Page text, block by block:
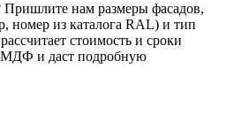
Пришлите нам размеры фасадов,
номер из каталога RAL) и тип
стоимость и сроки
МДФ и даст подробную